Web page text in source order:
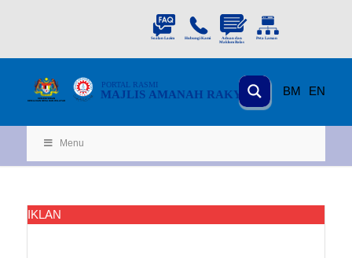
BM EN
MAJLIS AMANAH RAKYAT
PORTAL RASMI
KEMENTERIAN
KEMAJUAN DESA DAN WILA YAH
Menu
IKLAN